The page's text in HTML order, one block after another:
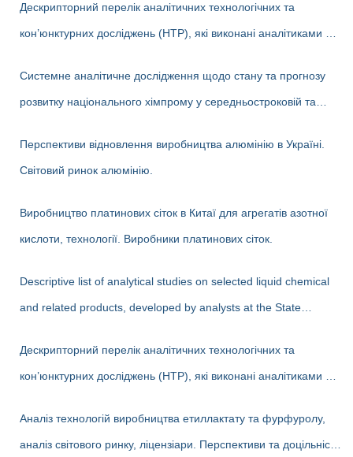
Дескрипторний перелік аналітичних технологічних та
кон’юнктурних досліджень (НТР), які виконані аналітиками ДП
Системне аналітичне дослідження щодо стану та прогнозу
розвитку національного хімпрому у середньостроковій та
Перспективи відновлення виробництва алюмінію в Україні.
Світовий ринок алюмінію.
Виробництво платинових сіток в Китаї для агрегатів азотної
кислоти, технології. Виробники платинових сіток.
Descriptive list of analytical studies on selected liquid chemical
and related products, developed by analysts at the State
Economic Information in the Chemical Industry» in 2023-2025
(EN version)
Дескрипторний перелік аналітичних технологічних та
кон’юнктурних досліджень (НТР), які виконані аналітиками ДП
Аналіз технологій виробництва етиллактату та фурфуролу,
аналіз світового ринку, ліцензіари. Перспективи та доцільність